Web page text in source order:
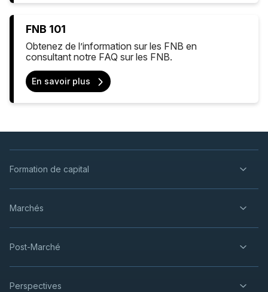
FNB 101
Obtenez de l’information sur les FNB en
consultant notre FAQ sur les FNB.
En savoir plus
Formation de capital
Marchés
Post-Marché
Perspectives